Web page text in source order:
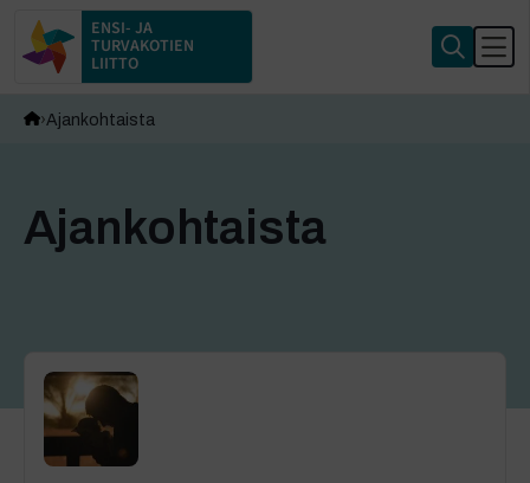
ENSI- JA
TURVAKOTIEN
LIITTO
Ajankohtaista
Ajankohtaista